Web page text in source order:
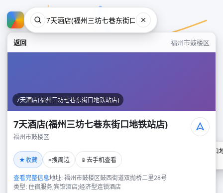
返回 福州市鼓楼区
7天酒店(福州三坊七巷东街口地铁站店)
7天酒店(福州三坊七巷东街口地铁站店)
福州市鼓楼区
★收藏 ⌖搜周边 📱 去手机查看
查看完整信息地址: 福州市鼓楼区鼓西街道双抛桥二里28号
类型: 住宿服务;宾馆酒店;经济型连锁酒店
7天酒店(福州三坊七巷东街口